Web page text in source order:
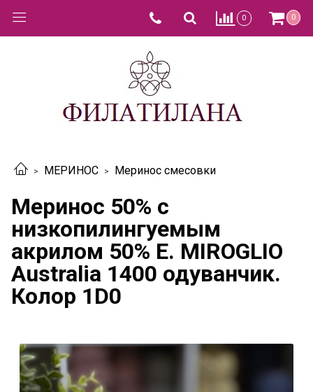
0 0
МЕРИНОС Меринос смесовки
Меринос 50% c
низкопилингуемым
акрилом 50% E. MIROGLIO
Australia 1400 одуванчик.
Колор 1D0